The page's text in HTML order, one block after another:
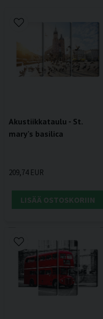
Akustiikkataulu - St.
mary's basilica
209,74 EUR
LISÄÄ OSTOSKORIIN